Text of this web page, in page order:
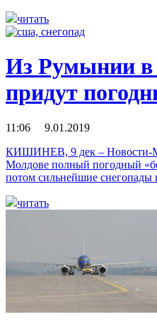
читать
Из Румынии в
придут
11:06 9.01.2019
КИШИНЕВ, 9 дек – Новости-
Молдове полный погодный
потом сильнейшие
читать